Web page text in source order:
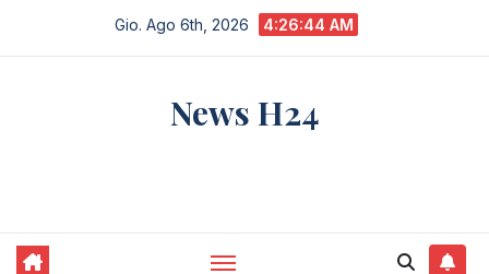
Gio. Ago 6th, 2026 4:26:45 AM
News H24